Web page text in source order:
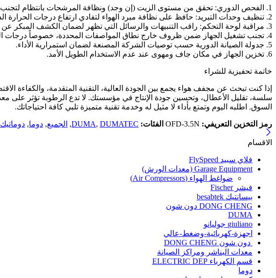
1. الفحص الدوري: تحقق من مستوى الزيت (إن وجد) ونظافة المرشحات بانتظام لتجنب تراكم الأوساخ التي قد تؤثر على الأداء.
2. تنظيف وحدات التبريد: حافظ على نظافة مبرد الهواء لتفادي ارتفاع درجات الحرارة الداخلية.
3. مراقبة لوحة التحكم: راقب التنبيهات والرسائل التي تظهر لضمان الكشف المبكر عن أي خلل.
4. تجنب تشغيل الجهاز ضمن ظروف خارج نطاق المواصفات المحددة، خصوصاً درجات الحرارة والضغط.
5. جدولة الصيانة الدورية حسب توصيات الشركة المصنعة لضمان استمرارية الأداء.
6. تخزين الجهاز في مكان جاف ومهوى عند عدم الاستخدام الطويل الأمد.
خاتمة تحفيزية للشراء
السوق. اطلبه اليوم وتمتع بأداء لا مثيل له وخدمة تقنية متميزة تلبي كافة احتياجاتك.
رمز التخزين التعريفي: OFD-3.5N الفئات: DUMA, DUMATEC
, الجميع, دوما, دوماتيك
الاقسام
فلاي سبيد FlySpeed
Garage Equipment (معدات الورش)
ضواغط الهواء (Air Compressors)
فيشر Fischer
بيسانتيك besabtek
DONG CHENG دون شون
DUMA
giuliano جوليانو
اجهزة-كهربائية-وضغط-عالي
دون شون DONG CHENG
معدات البناشر ومراكز الصيانة
قسم الكهرباء ELECTRIC DEP
دوما